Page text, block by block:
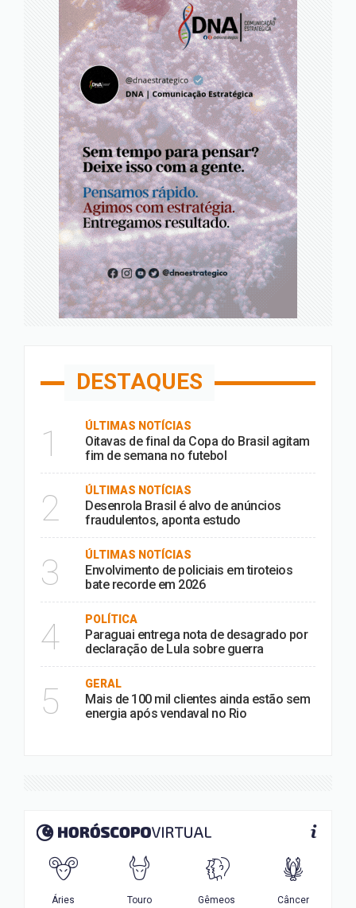
DESTAQUES
1 ÚLTIMAS NOTÍCIAS
Oitavas de final da Copa do Brasil agitam
fim de semana no futebol
2 ÚLTIMAS NOTÍCIAS
Desenrola Brasil é alvo de anúncios
fraudulentos, aponta estudo
3 ÚLTIMAS NOTÍCIAS
Envolvimento de policiais em tiroteios
bate recorde em 2026
4 POLÍTICA
Paraguai entrega nota de desagrado por
declaração de Lula sobre guerra
5 GERAL
Mais de 100 mil clientes ainda estão sem
energia após vendaval no Rio